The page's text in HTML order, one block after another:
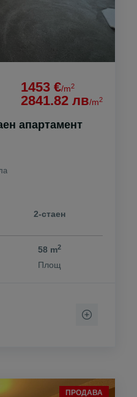
1453 €/m2
2841.82 лв/m2
апартамент
2-стаен
58 m2
Площ
ПРОДАВА